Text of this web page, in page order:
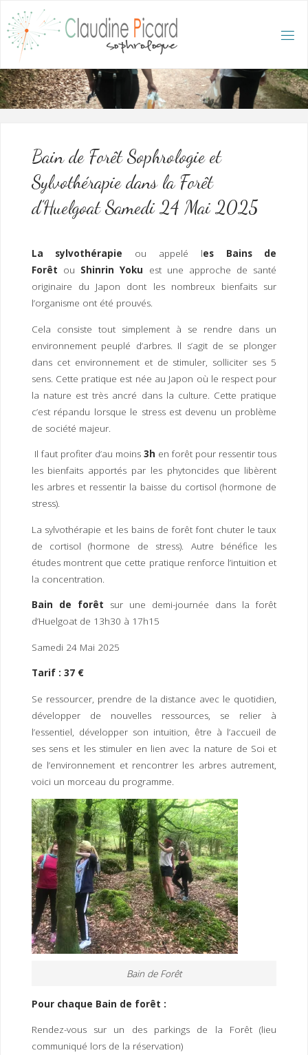
content
DIN
E PI
CAR
D :
O
PHR
OL
O G
UE
N
APE
UTE
ER
Bain de Forêt Sophrologie et
Sylvothérapie dans la Forêt
d’Huelgoat Samedi 24 Mai 2025
La sylvothérapie ou appelé les Bains de
Forêt ou Shinrin Yoku est une approche de santé
originaire du Japon dont les nombreux bienfaits sur
l’organisme ont été prouvés.
Cela consiste tout simplement à se rendre dans un
environnement peuplé d’arbres. Il s’agit de se plonger
dans cet environnement et de stimuler, solliciter ses 5
sens. Cette pratique est née au Japon où le respect pour
la nature est très ancré dans la culture. Cette pratique
c’est répandu lorsque le stress est devenu un problème
de société majeur.
Il faut profiter d’au moins3h en forêt pour ressentir tous
les bienfaits apportés par les phytoncides que libèrent
les arbres et ressentir la baisse du cortisol (hormone de
stress).
La sylvothérapie et les bains de forêt font chuter le taux
de cortisol (hormone de stress). Autre bénéfice les
études montrent que cette pratique renforce l’intuition et
la concentration.
Bain de forêt sur une demi-journée dans la forêt
d’Huelgoat de 13h30 à 17h15
Samedi 24 Mai 2025
Tarif : 37 €
Se ressourcer, prendre de la distance avec le quotidien,
développer de nouvelles ressources, se relier à
l’essentiel, développer son intuition, être à l’accueil de
ses sens et les stimuler en lien avec la nature de Soi et
de l’environnement et rencontrer les arbres autrement,
voici un morceau du programme.
Bain de Forêt
Pour chaque Bain de forêt :
Rendez-vous sur un des parkings de la Forêt (lieu
communiqué lors de la réservation)